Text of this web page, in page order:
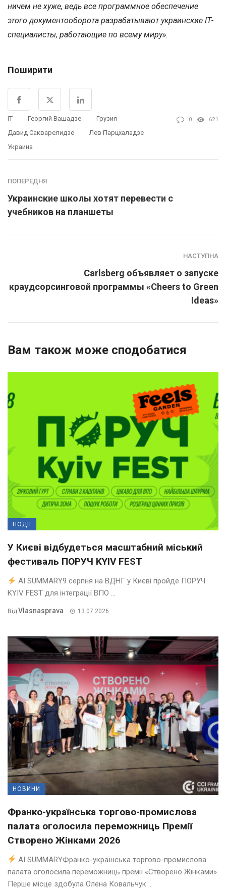
ничем не хуже, ведь все программное обеспечение
этого документооборота разрабатывают украинские IТ-
специалисты, работающие по всему миру».
Поширити
IT Георгий Вашадзе
Грузия
Давид Сакварелидзе
Лев Парцхаладзе
Украина
0 621
ПОПЕРЕДНЯ
Украинские школы хотят перевести с
учебников на планшеты
НАСТУПНА
Carlsberg объявляет о запуске
краудсорсинговой программы «Cheers to Green
Ideas»
Вам також може сподобатися
ПОДІЇ
У Києві відбудеться масштабний міський
фестиваль ПОРУЧ KYIV FEST
AI SUMMARY9 серпня на ВДНГ у Києві пройде ПОРУЧ
KYIV FEST для інтеграції ВПО ...
ВідVlasnasprava 13.07.2026
НОВИНИ
Франко-українська торгово-промислова
палата оголосила переможниць Премії
Створено Жінками 2026
AI SUMMARYФранко-українська торгово-промислова
палата оголосила переможниць премії «Створено Жінками».
Перше місце здобула Олена Ковальчук ...